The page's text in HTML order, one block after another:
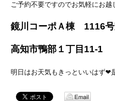
ご予約不要ですのでお気軽にお
鏡川コーポＡ棟 1116
高知市鴨部１丁目11-1
明日はお天気もきっといいはず❤